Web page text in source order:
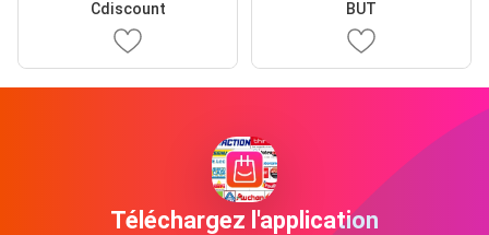
Cdiscount BUT
Téléchargez l'application